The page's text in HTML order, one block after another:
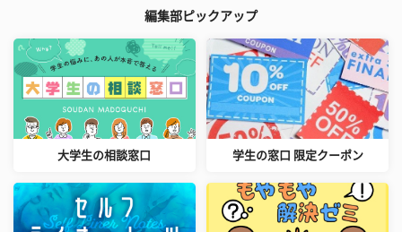
編集部ピックアップ
大学生の相談窓口 学生の窓口 限定クーポン